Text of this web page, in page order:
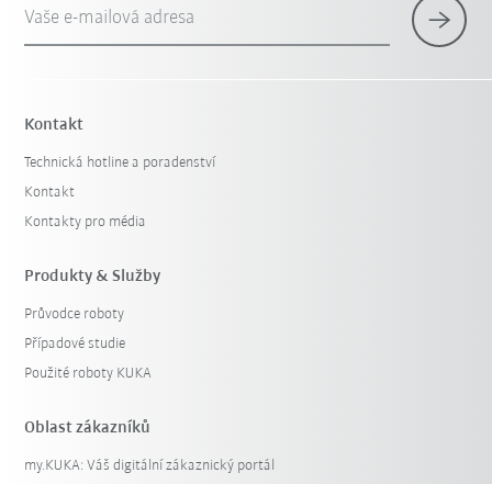
Vaše e-mailová adresa
Kontakt
Technická hotline a poradenství
Kontakt
Kontakty pro média
Produkty & Služby
Průvodce roboty
Případové studie
Použité roboty KUKA
Oblast zákazníků
my.KUKA: Váš digitální zákaznický portál